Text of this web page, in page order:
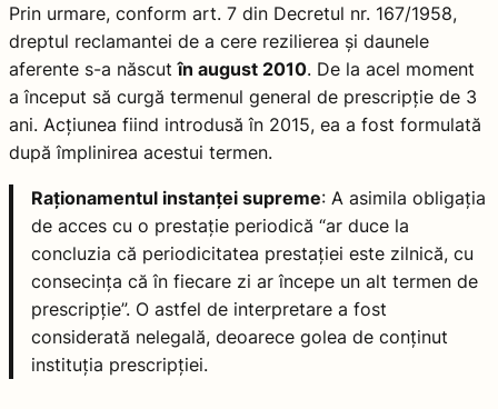
Prin urmare, conform art. 7 din Decretul nr. 167/1958,
dreptul reclamantei de a cere rezilierea și daunele
aferente s-a născutîn august 2010. De la acel moment
a început să curgă termenul general de prescripție de 3
ani. Acțiunea fiind introdusă în 2015, ea a fost formulată
după împlinirea acestui termen.
Raționamentul instanței supreme: A asimila obligația
de acces cu o prestație periodică “ar duce la
concluzia că periodicitatea prestației este zilnică, cu
consecința că în fiecare zi ar începe un alt termen de
prescripție”. O astfel de interpretare a fost
considerată nelegală, deoarece golea de conținut
instituția prescripției.